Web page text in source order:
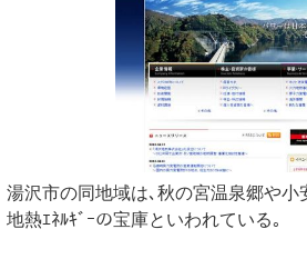
湯沢市の同地域は､秋の宮温泉郷や小
地熱ｴﾈﾙｷﾞｰの宝庫といわれている｡